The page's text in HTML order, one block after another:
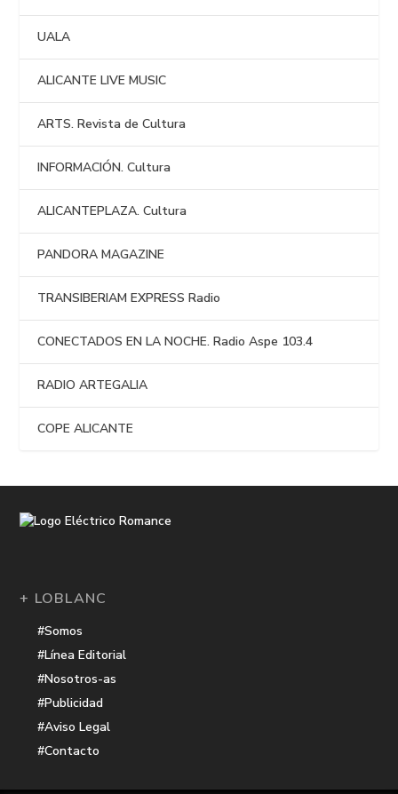
UALA
ALICANTE LIVE MUSIC
ARTS. Revista de Cultura
INFORMACIÓN. Cultura
ALICANTEPLAZA. Cultura
PANDORA MAGAZINE
TRANSIBERIAM EXPRESS Radio
CONECTADOS EN LA NOCHE. Radio Aspe 103.4
RADIO ARTEGALIA
COPE ALICANTE
+ LOBLANC
#Somos
#Línea Editorial
#Nosotros-as
#Publicidad
#Aviso Legal
#Contacto